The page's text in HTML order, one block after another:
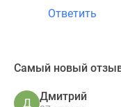
Ответить
Самый новый
Д
Дмитрий